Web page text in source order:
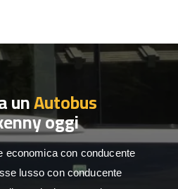
unAutobus
oggi
economica con conducente
lusso con conducente